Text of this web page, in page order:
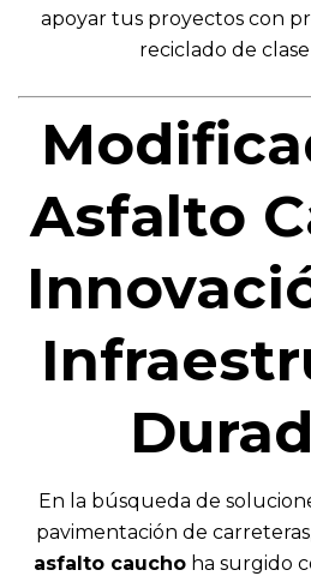
apoyar tus proyectos con
reciclado de
Asfalto
En la búsqueda de
pavimentación de
asfalto caucho ha surgido